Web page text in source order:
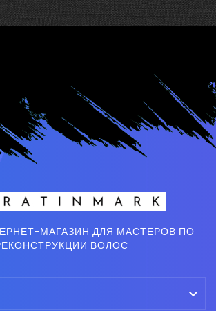
МАГАЗИН ДЛЯ МАСТЕРОВ ПО
ВОЛОС
